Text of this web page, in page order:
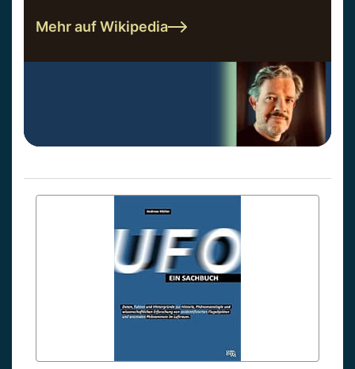
Mehr auf Wikipedia